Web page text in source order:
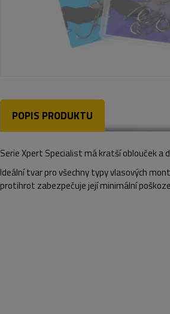
POPIS PRODUKTU
Serie Xpert Specialist má kratší oblouček a
Ideální tvar pro všechny typy vlasových
protihrot zabezpečuje její minimální